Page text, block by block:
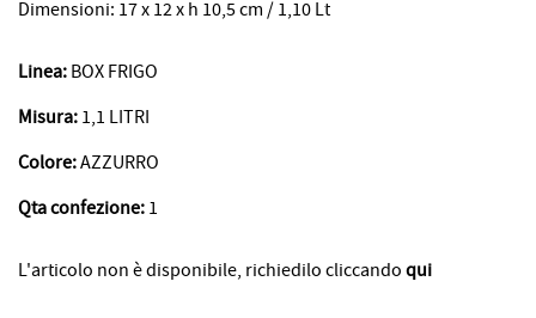
Dimensioni: 17 x 12 x h 10,5 cm / 1,10 Lt
Linea: BOX FRIGO
Misura: 1,1 LITRI
Colore:AZZURRO
Qta confezione: 1
L'articolo non è disponibile, richiedilo cliccando qui